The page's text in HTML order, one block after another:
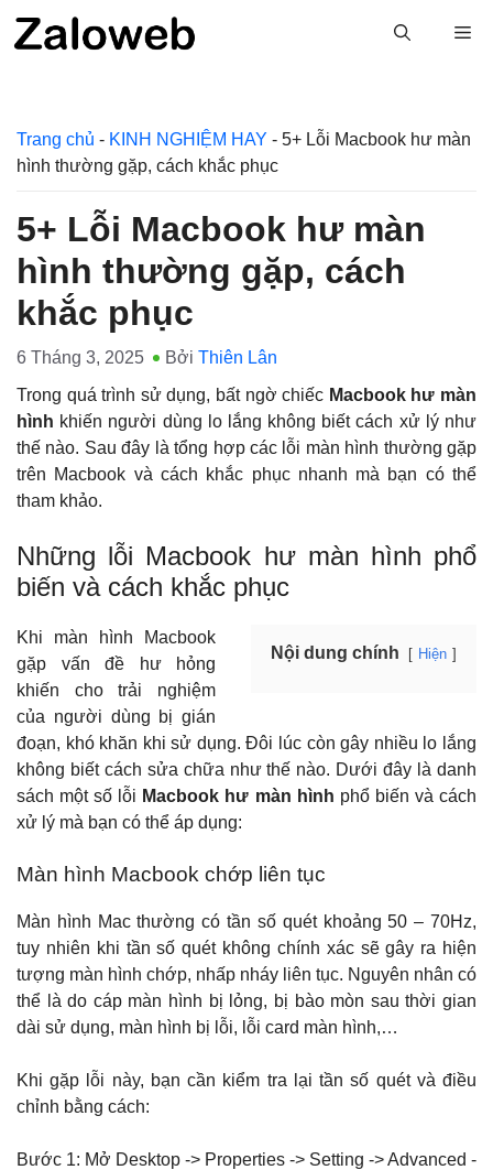
đến
Trang chủ - KINH NGHIỆM HAY - 5+ Lỗi Macbook hư màn
hình thường gặp, cách khắc phục
5+ Lỗi Macbook hư màn
hình thường gặp, cách
khắc phục
6 Tháng 3, 2025 Bởi Thiên Lân
Trong quá trình sử dụng, bất ngờ chiếc Macbook hư màn
hình khiến người dùng lo lắng không biết cách xử lý như
thế nào. Sau đây là tổng hợp các lỗi màn hình thường gặp
trên Macbook và cách khắc phục nhanh mà bạn có thể
tham khảo.
Những lỗi Macbook hư màn hình phổ
biến và cách khắc phục
Nội dung chính Hiện
Khi màn hình Macbook
gặp vấn đề hư hỏng
khiến cho trải nghiệm
của người dùng bị gián
đoạn, khó khăn khi sử dụng. Đôi lúc còn gây nhiều lo lắng
không biết cách sửa chữa như thế nào. Dưới đây là danh
sách một số lỗi Macbook hư màn hình phổ biến và cách
xử lý mà bạn có thể áp dụng:
Màn hình Macbook chớp liên tục
Màn hình Mac thường có tần số quét khoảng 50 – 70Hz,
tuy nhiên khi tần số quét không chính xác sẽ gây ra hiện
tượng màn hình chớp, nhấp nháy liên tục. Nguyên nhân có
thể là do cáp màn hình bị lỏng, bị bào mòn sau thời gian
dài sử dụng, màn hình bị lỗi, lỗi card màn hình,…
Khi gặp lỗi này, bạn cần kiểm tra lại tần số quét và điều
chỉnh bằng cách:
Bước 1: Mở Desktop -> Properties -> Setting -> Advanced -